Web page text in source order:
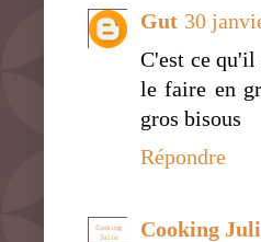
Gut 30
C'est ce
le faire en
gros bisous
Répondre
Cooking